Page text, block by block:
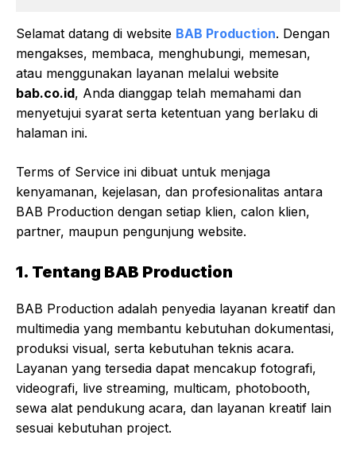
Selamat datang di website BAB Production. Dengan
mengakses, membaca, menghubungi, memesan,
atau menggunakan layanan melalui website
bab.co.id, Anda dianggap telah memahami dan
menyetujui syarat serta ketentuan yang berlaku di
halaman ini.
Terms of Service ini dibuat untuk menjaga
kenyamanan, kejelasan, dan profesionalitas antara
BAB Production dengan setiap klien, calon klien,
partner, maupun pengunjung website.
1. Tentang BAB Production
BAB Production adalah penyedia layanan kreatif dan
multimedia yang membantu kebutuhan dokumentasi,
produksi visual, serta kebutuhan teknis acara.
Layanan yang tersedia dapat mencakup fotografi,
videografi, live streaming, multicam, photobooth,
sewa alat pendukung acara, dan layanan kreatif lain
sesuai kebutuhan project.